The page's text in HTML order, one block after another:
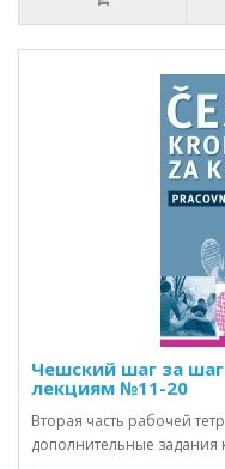
Чешский шаг за
лекциям №11-20
Вторая часть рабочей
дополнительные задания